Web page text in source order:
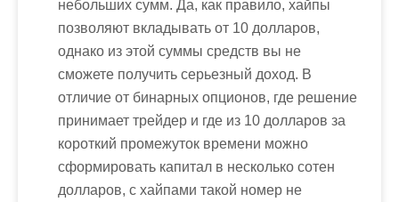
небольших сумм. Да, как правило, хайпы
позволяют вкладывать от 10 долларов,
однако из этой суммы средств вы не
сможете получить серьезный доход. В
отличие от бинарных опционов, где решение
принимает трейдер и где из 10 долларов за
короткий промежуток времени можно
сформировать капитал в несколько сотен
долларов, с хайпами такой номер не